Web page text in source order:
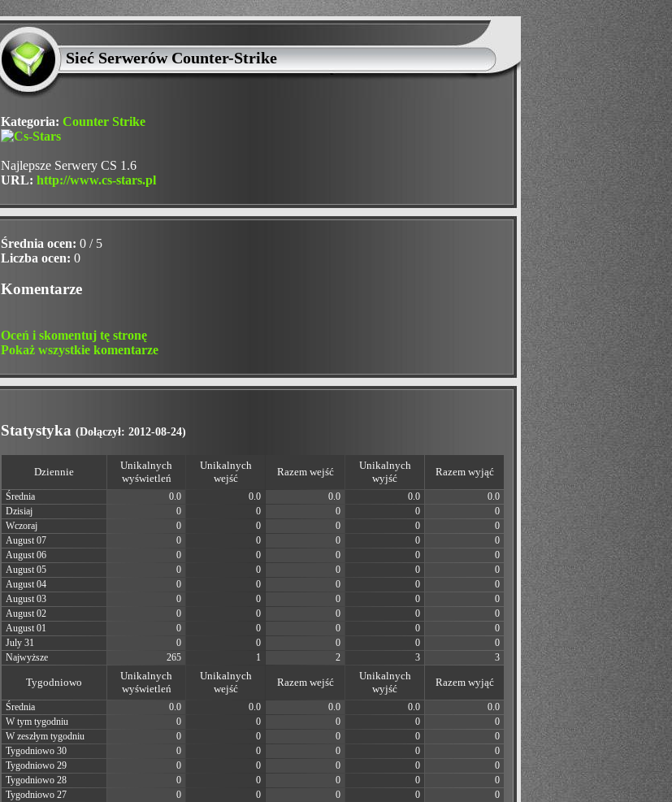
Sieć Serwerów Counter-Strike
Kategoria: Counter Strike
Najlepsze Serwery CS 1.6
URL: http://www.cs-stars.pl
Średnia ocen: 0 / 5
Liczba ocen: 0
Komentarze
Oceń i skomentuj tę stronę
Pokaż wszystkie komentarze
Statystyka (Dołączył: 2012-08-24)
Dziennie
Unikalnych
wyświetleń
Unikalnych
wejść
Razem wejść
Unikalnych
wyjść
Razem wyjąć
Średnia 0.0 0.0 0.0 0.0
0.0
Dzisiaj
0 0 0 0
0
Wczoraj
0 0 0 0
0
August 07
0 0 0 0
0
August 06
0 0 0 0
0
August 05
0 0 0 0
0
August 04
0 0 0 0
0
August 03
0 0 0 0
0
August 02
0 0 0 0
0
August 01
0 0 0 0
0
July 31
0 0 0 0
0
Najwyższe
265 1 2 3 3
Tygodniowo
Unikalnych
wyświetleń
Unikalnych
wejść
Razem wejść
Unikalnych
wyjść
Razem wyjąć
Średnia 0.0 0.0 0.0 0.0
0.0
W tym tygodniu
0 0 0 0
0
W zeszłym tygodniu
0 0 0 0
0
Tygodniowo 30
0 0 0 0
0
Tygodniowo 29
0 0 0 0
0
Tygodniowo 28
0 0 0 0
0
Tygodniowo 27
0 0 0 0
0